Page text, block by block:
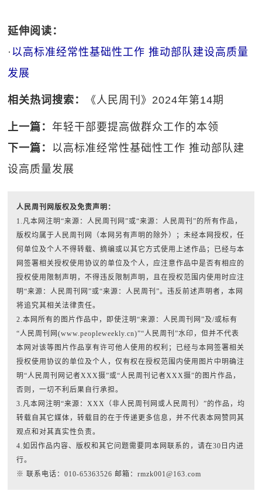
延伸阅读：
· 以高标准经常性基础性工作 推动部队建设高质量
发展
相关热词搜索： 《人民周刊》2024年第14期
上一篇：年轻干部要提高做群众工作的本领
下一篇： 以高标准经常性基础性工作 推动部队建
设高质量发展
人民周刊网版权及免责声明：
1.凡本网注明“来源：人民周刊网”或“来源：人民周刊”的所有作品，
版权均属于人民周刊网（本网另有声明的除外）；未经本网授权，任
何单位及个人不得转载、摘编或以其它方式使用上述作品；已经与本
网签署相关授权使用协议的单位及个人，应注意作品中是否有相应的
授权使用限制声明，不得违反限制声明，且在授权范围内使用时应注
明“来源：人民周刊网”或“来源：人民周刊”。违反前述声明者，本网
将追究其相关法律责任。
2.本网所有的图片作品中，即使注明“来源：人民周刊网”及/或标有
“人民周刊网(www.peopleweekly.cn)”“人民周刊”水印，但并不代表
本网对该等图片作品享有许可他人使用的权利；已经与本网签署相关
授权使用协议的单位及个人，仅有权在授权范围内使用图片中明确注
明“人民周刊网记者XXX摄”或“人民周刊记者XXX摄”的图片作品，
否则，一切不利后果自行承担。
3.凡本网注明“来源：XXX（非人民周刊网或人民周刊）”的作品，均
转载自其它媒体，转载目的在于传递更多信息，并不代表本网赞同其
观点和对其真实性负责。
4.如因作品内容、版权和其它问题需要同本网联系的，请在30日内进
行。
※ 联系电话：010-65363526 邮箱：rmzk001@163.com